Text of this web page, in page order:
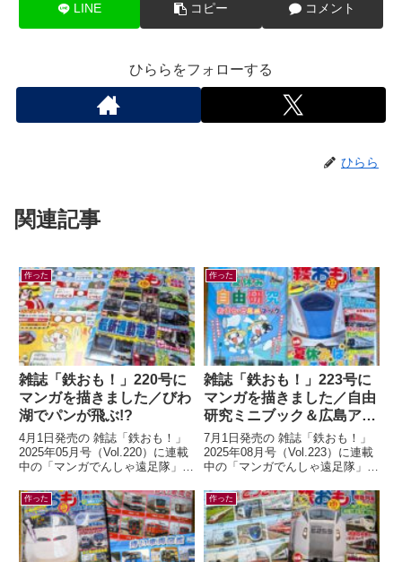
LINE コピー コメント
ひららをフォローする
ひらら
関連記事
作った
雑誌「鉄おも！」220号に
マンガを描きました／びわ
湖でパンが飛ぶ!?
4月1日発売の 雑誌「鉄おも！」
2025年05月号（Vol.220）に連載
中の「マンガでんしゃ遠足隊」最
湖のしっぽでパンが飛んだ！...
作った
雑誌「鉄おも！」223号に
マンガを描きました／自由
研究ミニブック＆広島アス
トラムライン編
7月1日発売の 雑誌「鉄おも！」
2025年08月号（Vol.223）に連載
中の「マンガでんしゃ遠足隊」最
トラムラインにのって広島お...
作った 作った